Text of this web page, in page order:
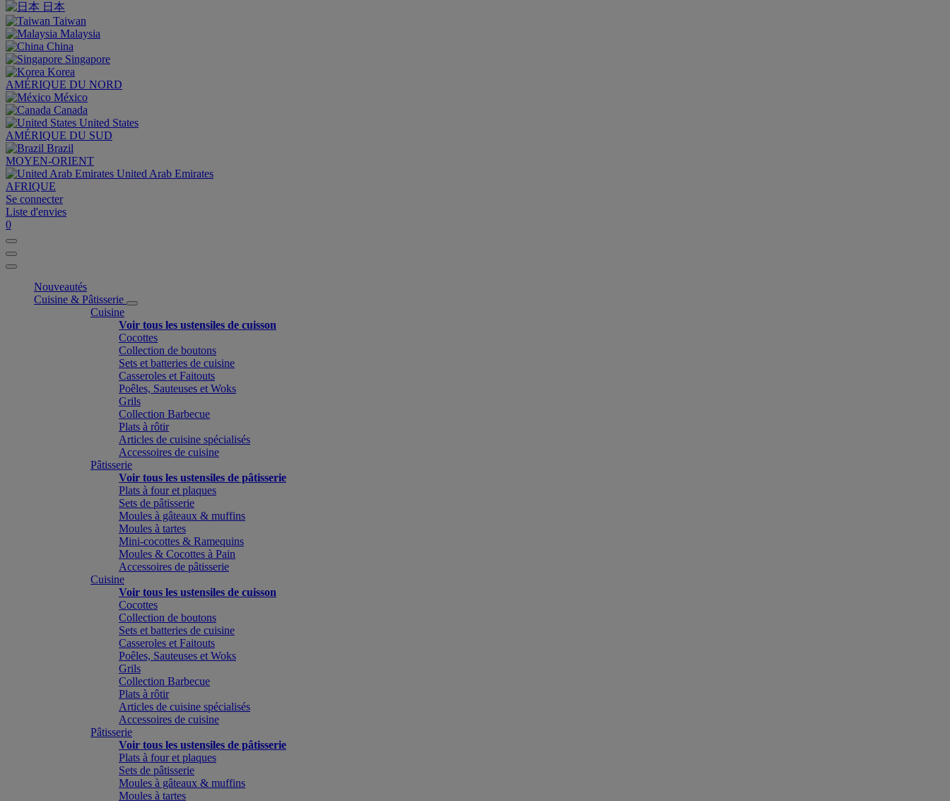
日本
Taiwan
Malaysia
China
Singapore
Korea
AMÉRIQUE DU NORD
México
Canada
United States
AMÉRIQUE DU SUD
Brazil
MOYEN-ORIENT
United Arab Emirates
AFRIQUE
Se connecter
Liste d'envies
0
Nouveautés
Cuisine & Pâtisserie
Cuisine
Voir tous les ustensiles de cuisson
Cocottes
Collection de boutons
Sets et batteries de cuisine
Casseroles et Faitouts
Poêles, Sauteuses et Woks
Grils
Collection Barbecue
Plats à rôtir
Articles de cuisine spécialisés
Accessoires de cuisine
Pâtisserie
Voir tous les ustensiles de pâtisserie
Plats à four et plaques
Sets de pâtisserie
Moules à gâteaux & muffins
Moules à tartes
Mini-cocottes & Ramequins
Moules & Cocottes à Pain
Accessoires de pâtisserie
Cuisine
Voir tous les ustensiles de cuisson
Cocottes
Collection de boutons
Sets et batteries de cuisine
Casseroles et Faitouts
Poêles, Sauteuses et Woks
Grils
Collection Barbecue
Plats à rôtir
Articles de cuisine spécialisés
Accessoires de cuisine
Pâtisserie
Voir tous les ustensiles de pâtisserie
Plats à four et plaques
Sets de pâtisserie
Moules à gâteaux & muffins
Moules à tartes